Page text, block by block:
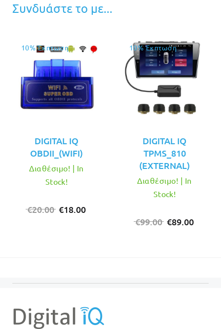
Συνδυάστε το με...
10% Έκπτωση
DIGITAL IQ
OBDII_(WIFI)
€20.00 Original
€18.00
Διαθέσιμο! | In
Stock!
10% Έκπτωση
DIGITAL IQ
TPMS_810
(EXTERNAL)
€99.00 Original
€89.00
Διαθέσιμο! | In
Stock!